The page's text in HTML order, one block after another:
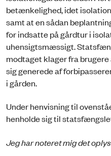
betænkelighed, idet
samt at en sådan
for indsatte på gårdtur i
uhensigtsmæssigt.
modtaget klager fra
sig generede af
i gården.
Under henvisning til
henholde sig til
Jeg har noteret mig det